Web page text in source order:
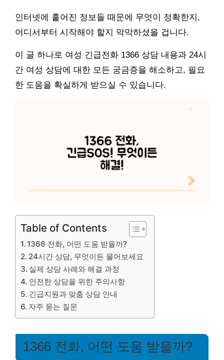
인터넷에 흩어진 정보들 때문에 무엇이 정확한지,
어디서부터 시작해야 할지 막막하셨을 겁니다.
이 글 하나로 여성 긴급전화 1366 상담 내용과 24시
간 여성 상담에 대한 모든 궁금증을 해소하고, 필요
한 도움을 확실하게 받으실 수 있습니다.
Table of Contents
1366 전화, 어떤 도움 받을까?
24시간 상담, 무엇이든 물어보세요
실제 상담 사례와 해결 과정
안전한 상담을 위한 주의사항
긴급지원과 맞춤 상담 안내
자주 묻는 질문
1366 전화, 어떤 도움 받을까?